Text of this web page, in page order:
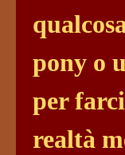
pony o
per
realtà